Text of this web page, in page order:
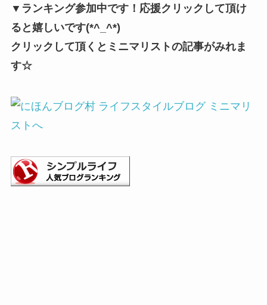
▼ランキング参加中です！応援クリックして頂け
ると嬉しいです(*^_^*)
クリックして頂くとミニマリストの記事がみれま
す☆